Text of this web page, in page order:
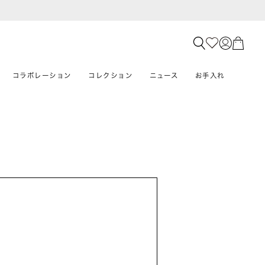
コラボレーション コレクション ニュース お手入れ